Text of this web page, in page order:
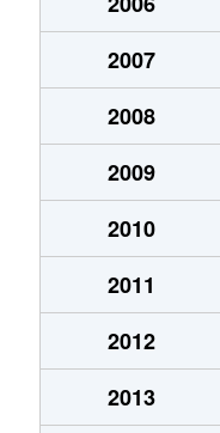
厚別中央１条
厚別中央１条
厚別中央１条
厚別中央１条
厚別中央１条
厚別中央１条
厚別中央２条
2007
2008
2009
2010
2011
2012
2013